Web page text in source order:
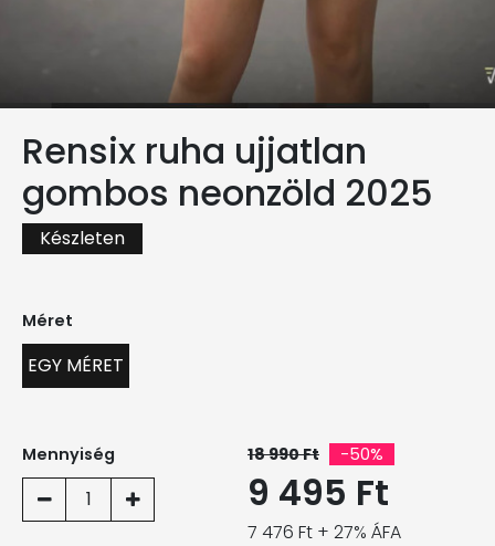
Rensix ruha ujjatlan
gombos neonzöld 2025
Készleten
Méret
EGY MÉRET
Mennyiség
1
18 990 Ft -50%
9 495 Ft
7 476 Ft + 27% ÁFA